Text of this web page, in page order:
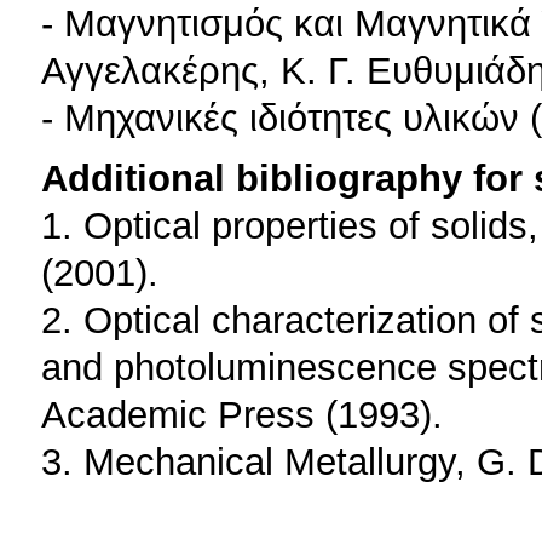
- Μαγνητισμός και
Αγγελακέρης, Κ. Γ.
- Μηχανικές ιδιότητες
Additional bibliography for
1. Optical properties of
(2001).
2. Optical characterization of
and photoluminescence
Academic Press (1993).
3. Mechanical Metallurgy, G.